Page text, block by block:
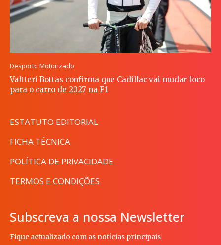
Desporto Motorizado
Valtteri Bottas confirma que Cadillac vai mudar foco
para o carro de 2027 na F1
ESTATUTO EDITORIAL
FICHA TÉCNICA
POLÍTICA DE PRIVACIDADE
TERMOS E CONDIÇÕES
Subscreva a nossa Newsletter
Fique actualizado com as notícias principais